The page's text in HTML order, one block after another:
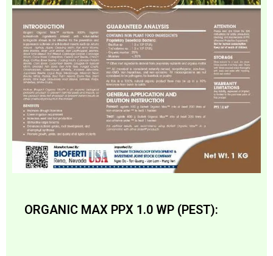
ORGANIC MAX PPX 1.0 WP (PEST):